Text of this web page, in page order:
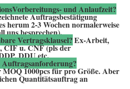
und Anlaufzeit?
Auftragsbestätigung
herum 2-3 Wochen normalerweise
uns besprechen).
Vertragsklausel?Ex-Arbeit,
CIF u. CNF (pls der
DDU etc.
Auftragsanforderung?
MOQ 1000pcs für pro Größe. Aber
Quantitätsauftrag an